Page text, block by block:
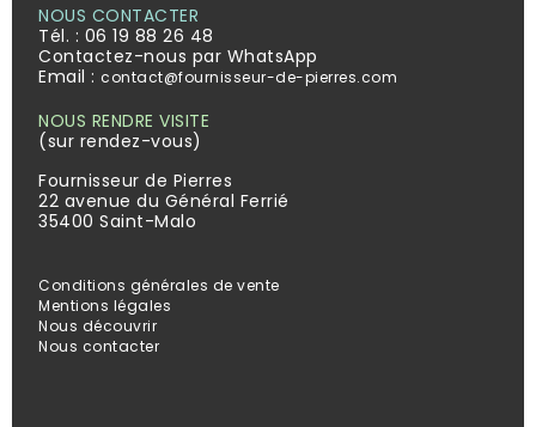
NOUS CONTACTER
Tél. : 06 19 88 26 48
Contactez-nous par WhatsApp
Email : contact@fournisseur-de-pierres.com
NOUS RENDRE VISITE
(sur rendez-vous)
Fournisseur de Pierres
22 avenue du Général Ferrié
35400 Saint-Malo
Conditions générales de vente
Mentions légales
Nous découvrir
Nous contacter